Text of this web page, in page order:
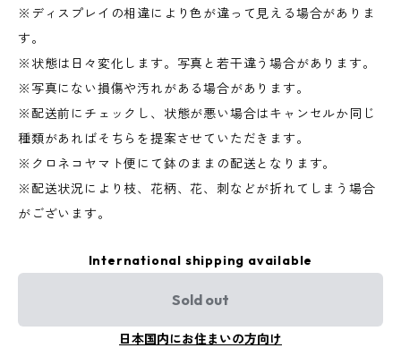
※ディスプレイの相違により色が違って見える場合がありま
す。
※状態は日々変化します。写真と若干違う場合があります。
※写真にない損傷や汚れがある場合があります。
※配送前にチェックし、状態が悪い場合はキャンセルか同じ
種類があればそちらを提案させていただきます。
※クロネコヤマト便にて鉢のままの配送となります。
※配送状況により枝、花柄、花、刺などが折れてしまう場合
がございます。
International shipping available
Sold out
日本国内にお住まいの方向け